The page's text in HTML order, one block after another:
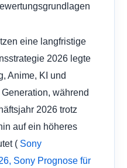
eine langfristige
2026 legte
Anime, KI und
während
2026 trotz
auf ein höheres
( Sony
Sony Prognose für